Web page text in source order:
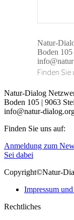
Natur-
Boden 105
Finden Sie
Linkedin
page
opens
new
E-
Mail
page
in
window
Natur-Dialog
Boden 105 | 9063
info@natur-
Finden Sie uns auf:
Linkedin
page
in
window
E-
Mail
opens
new
Anmeldung zum
Sei dabei
Copyright©Natur-
Impressum
Rechtliches